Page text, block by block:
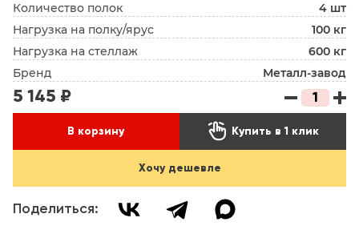
Количество полок
4 шт
Нагрузка на полку/ярус
100 кг
Нагрузка на стеллаж
600 кг
Бренд
Металл-завод
5 145 ₽
В корзину  Купить в 1 клик
Хочу дешевле
Поделиться: